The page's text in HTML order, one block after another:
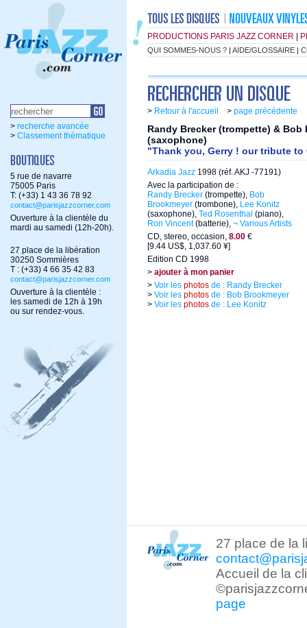
PRODUCTIONS PARIS JAZZ CORNER
QUI SOMMES-NOUS ? | AIDE/GLOSSAIRE |
> recherche avancée
> Classement thématique
5 rue de navarre
75005 Paris
T: (+33) 1 43 36 78 92
contact@parisjazzcorner.com
Ouverture à la clientèle du
mardi au samedi (12h-20h).
27 place de la libération
30250 Sommières
T : (+33) 4 66 35 42 83
contact@parisjazzcorner.com
Ouverture à la clientèle :
les samedi de 12h à 19h
ou sur rendez-vous.
> Retour à l'accueil > page précédente
Randy Brecker (trompette) &
(saxophone)
"Thank you, Gerry ! our tribute to
Arkadia Jazz 1998 (réf. AKJ -77191)
Avec la participation de :
Randy Brecker (trompette), Bob
Brookmeyer (trombone), Lee Konitz
(saxophone), Ted Rosenthal (piano),
Ron Vincent(batterie), ¬ Various Artists
CD, stereo, occasion, 8.00 €
[9.44 US$, 1,037.60 ¥]
Edition CD 1998
> ajouter à mon panier
> Voir les photos de : Randy Brecker
> Voir les photos de : Bob Brookmeyer
> Voir les photos de : Lee Konitz
27 place de la
Accueil de la
page